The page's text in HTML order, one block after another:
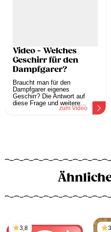
Video - Welches
Geschirr für den
Dampfgarer?
Braucht man für den
Dampfgarer eigenes
Geschirr? Die Antwort auf
diese Frage und weitere...
zum Video
3,8